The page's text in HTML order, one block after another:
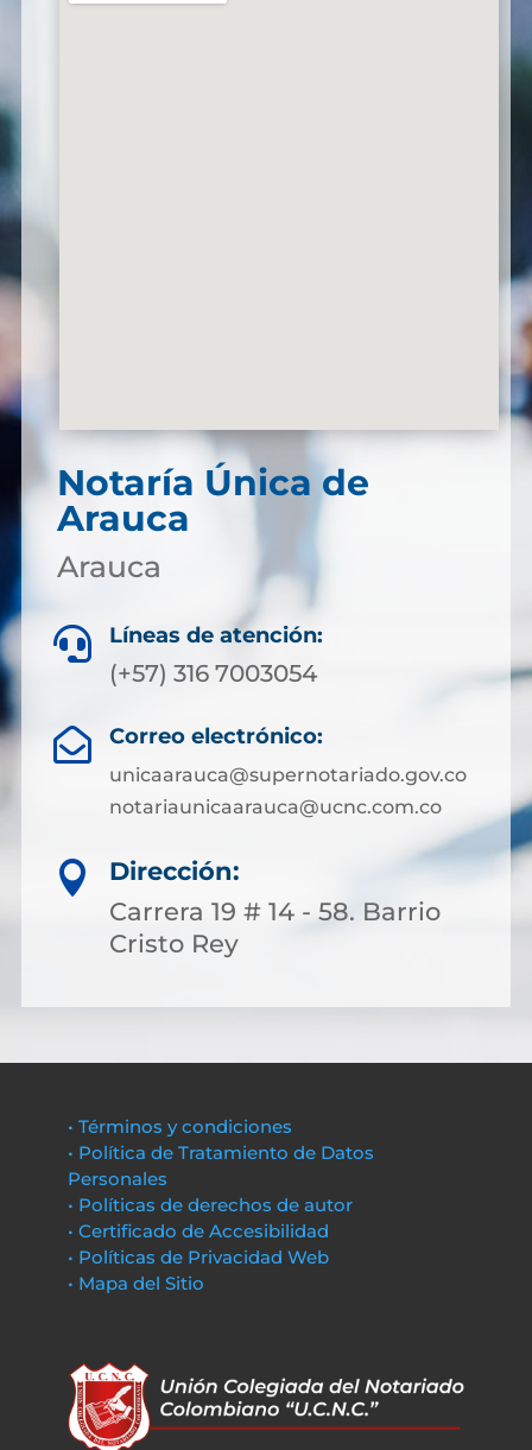
Notaría Única de
Arauca
Arauca
 Líneas de atención:
(+57) 316 7003054
 Correo electrónico:
unicaarauca@supernotariado.gov.co
notariaunicaarauca@ucnc.com.co

Dirección:
Carrera 19 # 14 - 58. Barrio
Cristo Rey
• Términos y condiciones
• Política de Tratamiento de Datos
Personales
• Políticas de derechos de autor
• Certificado de Accesibilidad
• Políticas de Privacidad Web
• Mapa del Sitio